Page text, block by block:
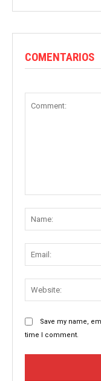
COMENTARIOS
Save my name,
time I comment.